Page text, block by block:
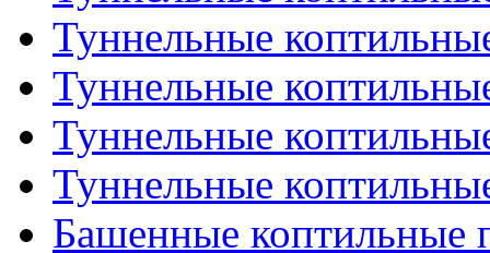
Туннельные
Туннельные
Туннельные
Туннельные
Башенные коптильные